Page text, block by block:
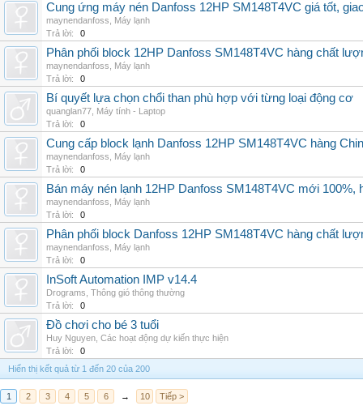
Cung ứng máy nén Danfoss 12HP SM148T4VC giá tốt,
maynendanfoss
Máy lạnh
Trả lời:
0
Phân phối block 12HP Danfoss SM148T4VC hàng chất
maynendanfoss
Máy lạnh
Trả lời:
0
Bí quyết lựa chọn chổi than phù hợp với từng loại động cơ
quanglan77 Máy tính - Laptop
Trả lời:
0
Cung cấp block lạnh Danfoss 12HP SM148T4VC hàng
maynendanfoss
Máy lạnh
Trả lời:
0
Bán máy nén lạnh 12HP Danfoss SM148T4VC mới
maynendanfoss
Máy lạnh
Trả lời:
0
Phân phối block Danfoss 12HP SM148T4VC hàng chất
maynendanfoss
Máy lạnh
Trả lời:
0
InSoft Automation IMP v14.4
Drograms Thông gió thông thường
Trả lời:
0
Đồ chơi cho bé 3 tuổi
Huy Nguyen Các hoạt động dự kiến thực hiện
Trả lời:
0
Hiển thị kết quả từ 1 đến 20 của 200
1 2 3 4 5 6 → 10 Tiếp >